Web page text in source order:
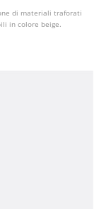
di materiali traforati
in colore beige.